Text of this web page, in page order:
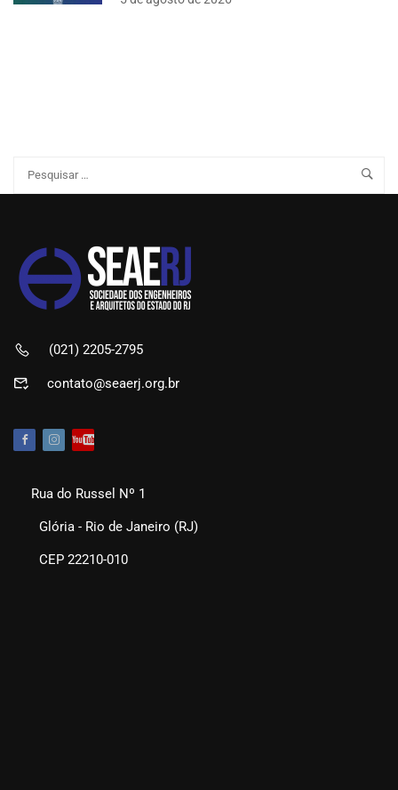
(021) 2205-2795
contato@seaerj.org.br
Rua do Russel Nº 1
Glória - Rio de Janeiro (RJ)
CEP 22210-010